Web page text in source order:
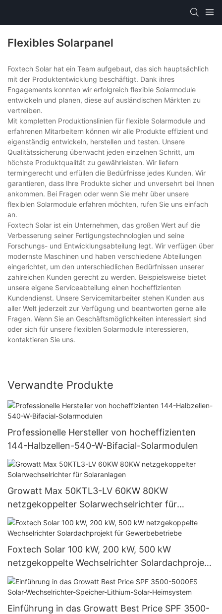
Flexibles Solarpanel
Foxtech Solar hat ein Team aufgebaut, das sich hauptsächlich
mit der Produktentwicklung beschäftigt. Dank ihres
Engagements konnten wir erfolgreich flexible Solarmodule
entwickeln und planen, diese auf ausländischen Märkten zu
vertreiben.
Mit kompletten Produktionslinien für flexible Solarmodule und
erfahrenen Mitarbeitern können wir alle Produkte effizient und
eigenständig entwickeln, herstellen und testen. Unsere
Qualitätssicherung überwacht jeden einzelnen Schritt, um
höchste Produktqualität zu gewährleisten. Wir liefern
termingerecht und erfüllen die Bedürfnisse jedes Kunden. Wir
garantieren, dass Ihre Produkte sicher und unversehrt bei Ihnen
ankommen. Bei Fragen oder wenn Sie mehr über unsere
flexiblen Solarmodule erfahren möchten, rufen Sie uns einfach
an.
Foxtech Solar ist ein Unternehmen, das großen Wert auf die
Verbesserung seiner Fertigungstechnologien und seine
Forschungs- und Entwicklungsabteilung legt. Wir verfügen über
modernste Maschinen und haben verschiedene Abteilungen
eingerichtet, um den unterschiedlichen Bedürfnissen unserer
zahlreichen Kunden gerecht zu werden. Beispielsweise bietet
unsere eigene Serviceabteilung einen hocheffizienten
Kundendienst. Unsere Servicemitarbeiter stehen Kunden aus
aller Welt jederzeit zur Verfügung und beantworten gerne alle
Fragen. Wenn Sie an Geschäftsmöglichkeiten interessiert sind
oder sich für unsere flexiblen Solarmodule interessieren,
kontaktieren Sie uns.
Verwandte Produkte
Professionelle Hersteller von hocheffizienten
144-Halbzellen-540-W-Bifacial-Solarmodulen
Growatt Max 50KTL3-LV 60KW 80KW
netzgekoppelter Solarwechselrichter für
Solaranlagen
Foxtech Solar 100 kW, 200 kW, 500 kW
netzgekoppelte Wechselrichter Solardachprojekt
für Gewerbebetriebe
Einführung in das Growatt Best Price SPF 3500-